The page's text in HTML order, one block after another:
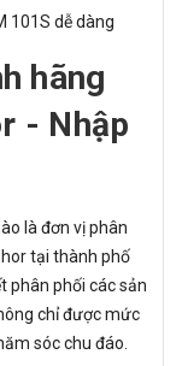
101S dễ dàng
hãng
- Nhập
là đơn vị phân
tại thành phố
phân phối các sản
chỉ được mức
sóc chu đáo.